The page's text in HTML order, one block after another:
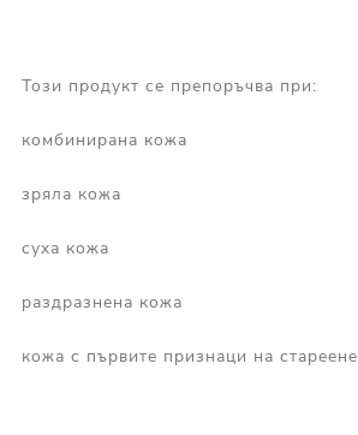
Този продукт се препоръчва при:
комбинирана кожа
зряла кожа
суха кожа
раздразнена кожа
кожа с първите признаци на стареене